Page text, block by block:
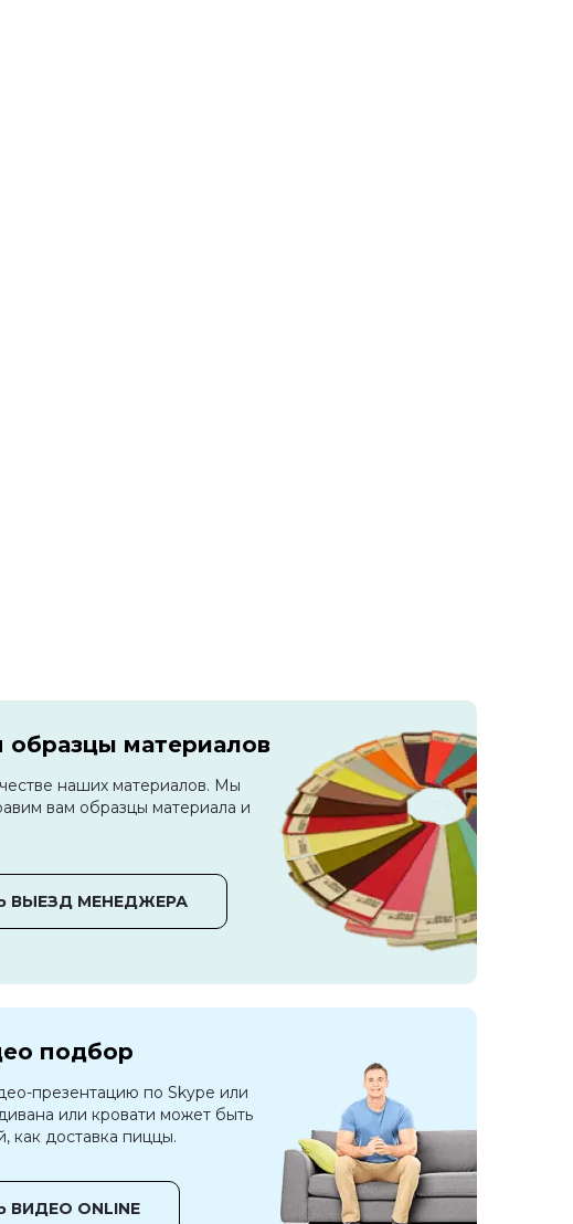
материалов
наших материалов. Мы
вам образцы материала и
ВЫЕЗД МЕНЕДЖЕРА
подбор
презентацию по Skype или
или кровати может быть
как доставка пиццы.
ВИДЕО ONLINE